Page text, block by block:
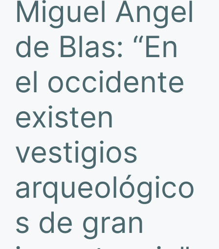
Miguel Ángel
de Blas: “En
el occidente
existen
vestigios
arqueológico
s de gran